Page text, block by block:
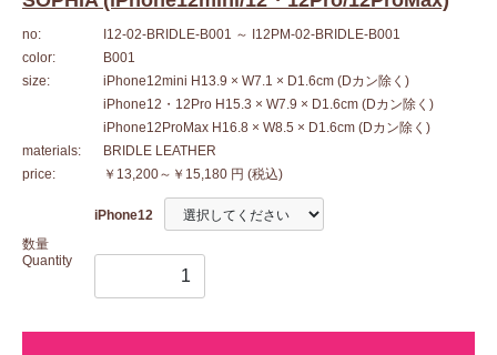
no: I12-02-BRIDLE-B001 ～ I12PM-02-BRIDLE-B001
color:
B001
size:
iPhone12mini H13.9 × W7.1 × D1.6cm (Dカン除く)
iPhone12・12Pro H15.3 × W7.9 × D1.6cm (Dカン除く)
iPhone12ProMax H16.8 × W8.5 × D1.6cm (Dカン除く)
materials:
BRIDLE LEATHER
price:
￥13,200～￥15,180 円 (税込)
数量
Quantity
iPhone12